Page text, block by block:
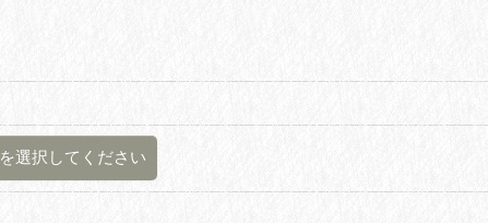
を選択してください